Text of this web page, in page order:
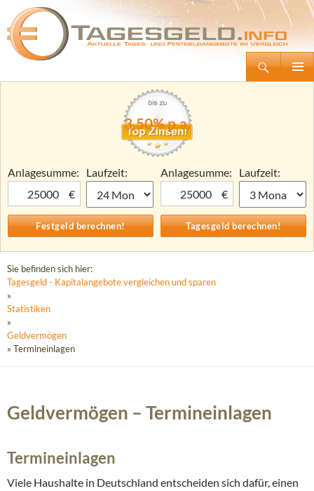
Tagesgeld.info – Tagesgeldkonten vergleichen und Tagesgeld-Zinsen berechnen
Zum
3,50% p.a.
Anlagesumme:
€
Laufzeit:
Anlagesumme:
€
Laufzeit:
Sie befinden sich hier:
Tagesgeld - Kapitalangebote vergleichen und sparen
»
Statistiken
»
Geldvermögen
» Termineinlagen
Geldvermögen – Termineinlagen
Termineinlagen
Viele Haushalte in Deutschland entscheiden sich dafür, einen